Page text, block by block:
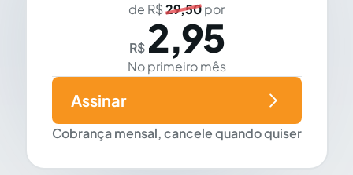
de R$29,50por
R$ 2,95
No primeiro mês
Cobrança mensal, cancele quando quiser
Assinar